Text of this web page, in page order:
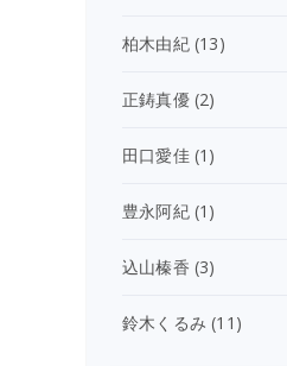
柏木由紀(13)
正鋳真優(2)
田口愛佳(1)
豊永阿紀(1)
込山榛香 (3)
鈴木くるみ (11)